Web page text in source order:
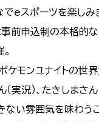
でeスポーツを楽しみ
前申込制の本格的な
ケモンユナイトの世
実況）、たきしまさん
ない雰囲気を味わう